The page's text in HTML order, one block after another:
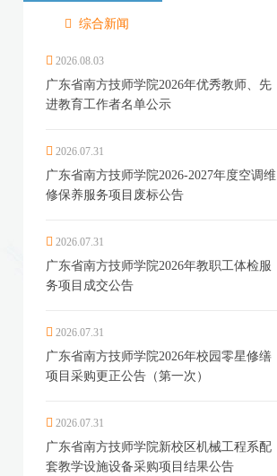
综合新闻
2026.08.03
广东省南方技师学院2026年优秀教师、先
进教育工作者名单公示
2026.07.31
广东省南方技师学院2026-2027年度空调维
修保养服务项目废标公告
2026.07.31
广东省南方技师学院2026年教职工体检服
务项目成交公告
2026.07.31
广东省南方技师学院2026年校园零星修缮
项目采购更正公告（第一次）
2026.07.31
广东省南方技师学院新校区机械工程系配
套教学设施设备采购项目结果公告